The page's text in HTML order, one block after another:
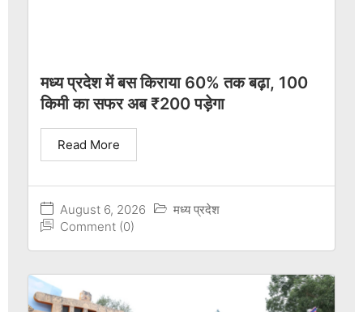
मध्य प्रदेश में बस किराया 60% तक बढ़ा, 100
किमी का सफर अब ₹200 पड़ेगा
August 6, 2026
मध्य प्रदेश
Comment (0)
Read More